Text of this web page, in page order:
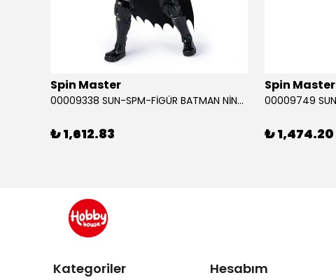
Spin Master
00009338 SUN-SPM-FİGÜR BATMAN NİNJA STRIKE 30 CM. EXC.
₺ 1,612.83
Spin Master
₺ 1,474.20
Kategoriler Hesabım